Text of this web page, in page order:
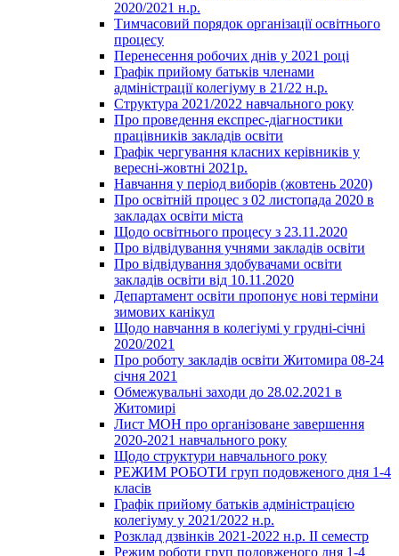
2020/2021 н.р.
Тимчасовий порядок організації освітнього
процесу
Перенесення робочих днів у 2021 році
Графік прийому батьків членами
адміністрації колегіуму в 21/22 н.р.
Структура 2021/2022 навчального року
Про проведення експрес-діагностики
працівників закладів освіти
Графік чергування класних керівників у
вересні-жовтні 2021р.
Навчання у період виборів (жовтень 2020)
Про освітній процес з 02 листопада 2020 в
закладах освіти міста
Щодо освітнього процесу з 23.11.2020
Про відвідування учнями закладів освіти
Про відвідування здобувачами освіти
закладів освіти від 10.11.2020
Департамент освіти пропонує нові терміни
зимових канікул
Щодо навчання в колегіумі у грудні-січні
2020/2021
Про роботу закладів освіти Житомира 08-24
січня 2021
Обмежувальні заходи до 28.02.2021 в
Житомирі
Лист МОН про організоване завершення
2020-2021 навчального року
Щодо структури навчального року
РЕЖИМ РОБОТИ груп подовженого дня 1-4
класів
Графік прийому батьків адміністрацією
колегіуму у 2021/2022 н.р.
Розклад дзвінків 2021-2022 н.р. ІІ семестр
Режим роботи груп подовженого дня 1-4